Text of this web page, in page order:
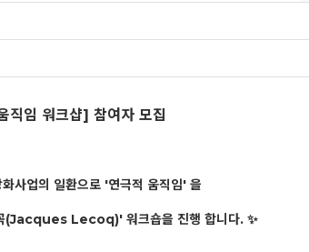
임 워크샵] 참여자 모집
사업의 일환으로 '연극적 움직임' 을
(Jacques Lecoq)' 워크숍을 진행 합니다. ✨